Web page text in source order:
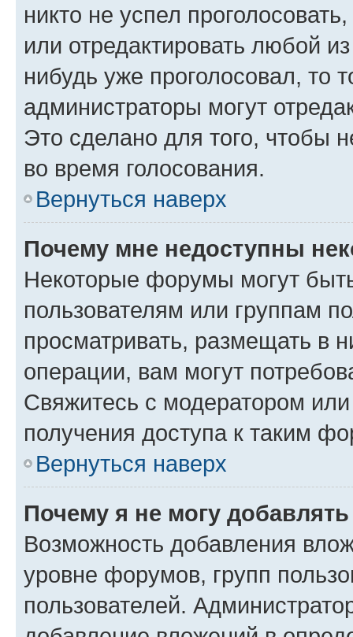
никто не успел
или отредактировать любой
нибудь уже проголосовал, то
администраторы могут
Это сделано для того, чтобы
во время голосования.
Вернуться наверх
Почему мне недоступны
Некоторые форумы могут
пользователям или группам
просматривать, размещать в
операции, вам могут
Свяжитесь с модератором
получения доступа к таким
Вернуться наверх
Почему я не могу
Возможность добавления
уровне форумов, групп
пользователей.